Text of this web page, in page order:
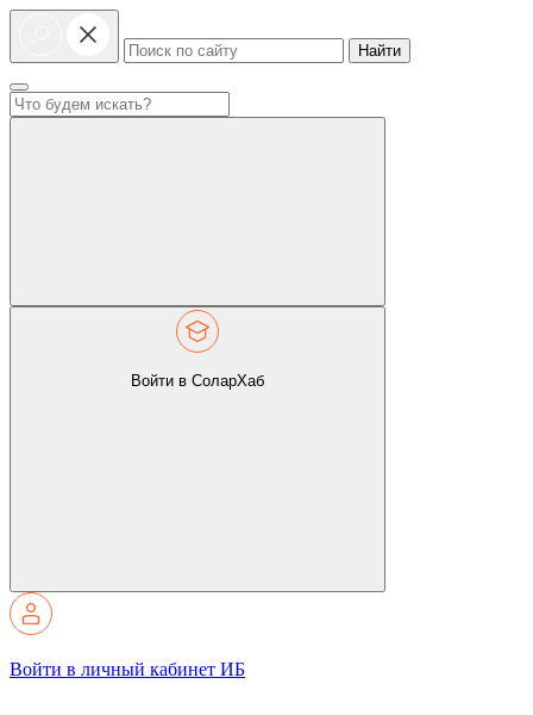
Найти
Войти в СоларХаб
Войти в личный кабинет ИБ